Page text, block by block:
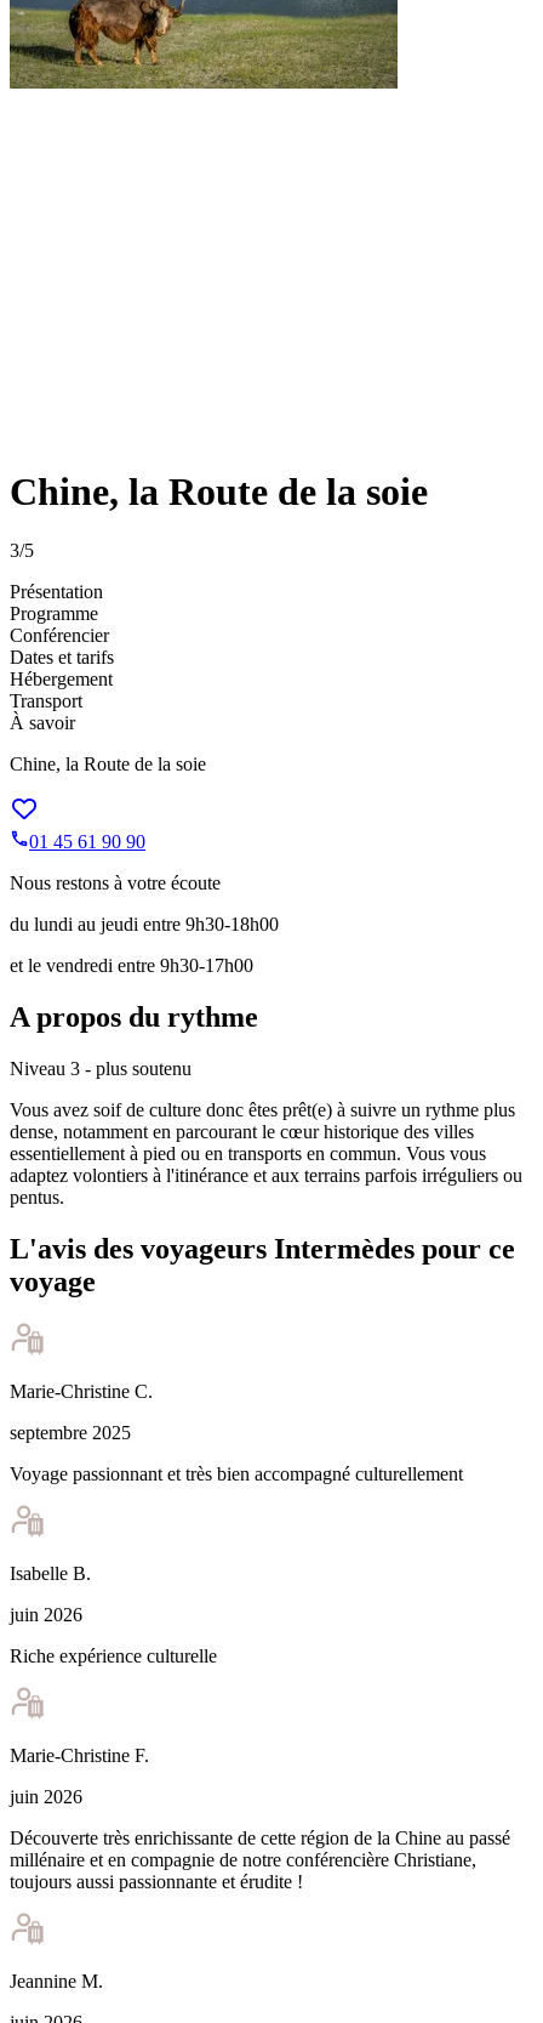
Chine, la Route de la soie
3/5
Présentation
Programme
Conférencier
Dates et tarifs
Hébergement
Transport
À savoir
Chine, la Route de la soie
01 45 61 90 90
Nous restons à votre écoute
du lundi au jeudi entre 9h30-18h00
et le vendredi entre 9h30-17h00
A propos du rythme
Niveau 3 - plus soutenu
Vous avez soif de culture donc êtes prêt(e) à suivre un rythme plus
dense, notamment en parcourant le cœur historique des villes
essentiellement à pied ou en transports en commun. Vous vous
adaptez volontiers à l'itinérance et aux terrains parfois irréguliers ou
pentus.
L'avis des voyageurs Intermèdes pour ce
voyage
Marie-Christine C.
septembre 2025
Voyage passionnant et très bien accompagné culturellement
Isabelle B.
juin 2026
Riche expérience culturelle
Marie-Christine F.
juin 2026
Découverte très enrichissante de cette région de la Chine au passé
millénaire et en compagnie de notre conférencière Christiane,
toujours aussi passionnante et érudite !
Jeannine M.